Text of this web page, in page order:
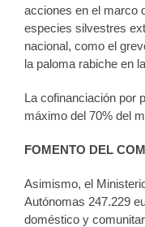
acciones en el marco
especies silvestres
nacional, como el
la paloma rabiche en
La cofinanciación por
máximo del 70% del
FOMENTO DEL
Asimismo, el
Autónomas 247.229
doméstico y